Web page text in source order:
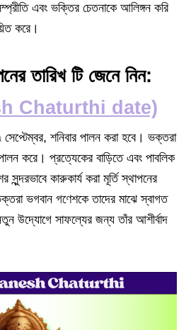
এবং ভক্তির চেতনাকে আলিঙ্গন করি
করে।
তারিখ টি জেনে নিন:
Chaturthi date)
শনিবার পালন করা হবে। ভক্তরা
করে। প্রত্যেকের বাড়িতে এবং পাবলিক
সুন্দরভাবে কারুকার্য করা মূর্তি স্থাপনের
ভগবান গণেশকে তাদের মাঝে স্বাগত
উদ্যোগে সাফল্যের জন্য তাঁর আশীর্বাদ